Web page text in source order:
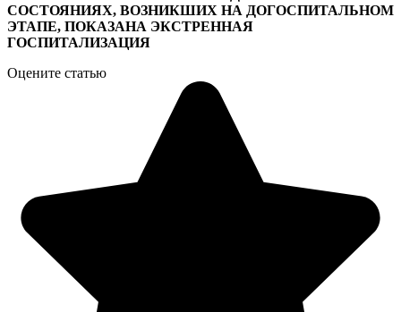
СОСТОЯНИЯХ, ВОЗНИКШИХ НА ДОГОСПИТАЛЬНОМ
ЭТАПЕ, ПОКАЗАНА ЭКСТРЕННАЯ
ГОСПИТАЛИЗАЦИЯ
Оцените статью